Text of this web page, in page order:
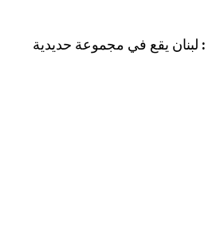
يقع في مجموعة حديدية